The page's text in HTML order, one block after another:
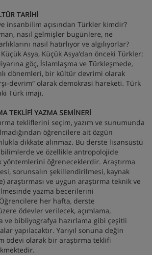
TARİHİ
insanbilim açısından Türkler kimdir?
nasıl gelmişler bugünlere, ne
nasıl hatırlıyor ve algılıyorlar?
Asya, Küçük Asya’dan önceki Türkler:
göç, İslamlaşma ve Türkleşmede,
dönemleri, bir kültür devrimi olarak
devrim” olarak demokrasi hareketi. Türk
Türk imajı.
TEKLİFİ YAZMA SEMİNERİ
tekliflerini seçim, yazım ve sunumunda
öğrencilere ait özgün
dikkate alınmaz. Bu derste lisansüstü
ve özellikle antropolojide
yöntemlerini öğreneceklerdir. Araştırma
sorunsalın şekillendirilmesi, kaynak
araştırması ve uygun araştırma teknik ve
yazma becerilerini
her hafta, derste
ödevler verilecek, açımlama,
ve bibliyografya hazırlama gibi çeşitli
yapılacaktır. Yarıyıl sonuna değin
ödevi olarak bir araştırma teklifi